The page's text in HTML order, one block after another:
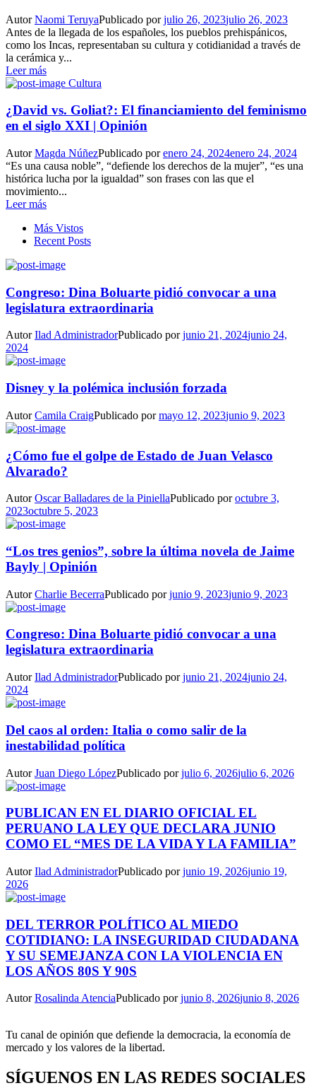
AutorNaomi TeruyaPublicado porjulio 26, 2023julio 26, 2023
Antes de la llegada de los españoles, los pueblos prehispánicos,
como los Incas, representaban su cultura y cotidianidad a través de
la cerámica y...
Leer más
Cultura
¿David vs. Goliat?: El financiamiento del feminismo
en el siglo XXI | Opinión
AutorMagda NúñezPublicado porenero 24, 2024enero 24, 2024
“Es una causa noble”, “defiende los derechos de la mujer”, “es una
histórica lucha por la igualdad” son frases con las que el
movimiento...
Leer más
Más Vistos
Recent Posts
Congreso: Dina Boluarte pidió convocar a una
legislatura extraordinaria
AutorIlad AdministradorPublicado porjunio 21, 2024junio 24,
2024
Disney y la polémica inclusión forzada
AutorCamila CraigPublicado pormayo 12, 2023junio 9, 2023
¿Cómo fue el golpe de Estado de Juan Velasco
Alvarado?
AutorOscar Balladares de la PiniellaPublicado poroctubre 3,
2023octubre 5, 2023
“Los tres genios”, sobre la última novela de Jaime
Bayly | Opinión
AutorCharlie BecerraPublicado porjunio 9, 2023junio 9, 2023
Congreso: Dina Boluarte pidió convocar a una
legislatura extraordinaria
AutorIlad AdministradorPublicado porjunio 21, 2024junio 24,
2024
Del caos al orden: Italia o como salir de la
inestabilidad política
AutorJuan Diego LópezPublicado porjulio 6, 2026julio 6, 2026
PUBLICAN EN EL DIARIO OFICIAL EL
PERUANO LA LEY QUE DECLARA JUNIO
COMO EL “MES DE LA VIDA Y LA FAMILIA”
AutorIlad AdministradorPublicado porjunio 19, 2026junio 19,
2026
DEL TERROR POLÍTICO AL MIEDO
COTIDIANO: LA INSEGURIDAD CIUDADANA
Y SU SEMEJANZA CON LA VIOLENCIA EN
LOS AÑOS 80S Y 90S
AutorRosalinda AtenciaPublicado porjunio 8, 2026junio 8, 2026
Tu canal de opinión que defiende la democracia, la economía de
mercado y los valores de la libertad.
SÍGUENOS EN LAS REDES SOCIALES